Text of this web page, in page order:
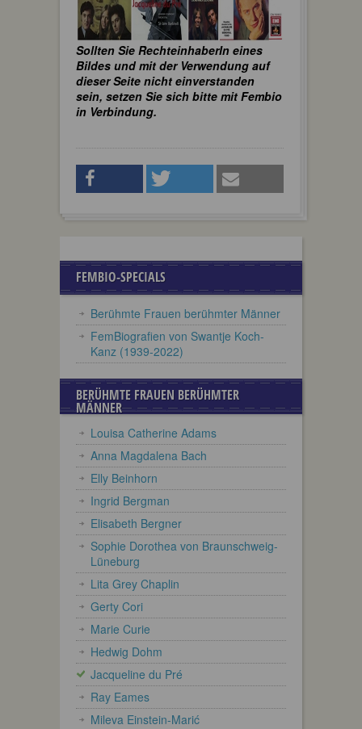
Sollten Sie RechteinhaberIn eines
Bildes und mit der Verwendung auf
dieser Seite nicht einverstanden
sein, setzen Sie sich bitte mit Fembio
in Verbindung.
FEMBIO-SPECIALS
Berühmte Frauen berühmter Männer
FemBiografien von Swantje Koch-
Kanz (1939-2022)
BERÜHMTE FRAUEN BERÜHMTER
MÄNNER
Louisa Catherine Adams
Anna Magdalena Bach
Elly Beinhorn
Ingrid Bergman
Elisabeth Bergner
Sophie Dorothea von Braunschweig-
Lüneburg
Lita Grey Chaplin
Gerty Cori
Marie Curie
Hedwig Dohm
Jacqueline du Pré
Ray Eames
Mileva Einstein-Marić